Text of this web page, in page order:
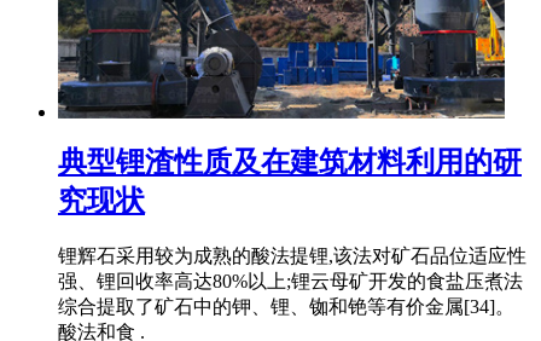
典型锂渣性质及在建筑材料利用的研
究现状
锂辉石采用较为成熟的酸法提锂,该法对矿石品位适应性
强、锂回收率高达80%以上;锂云母矿开发的食盐压煮法
综合提取了矿石中的钾、锂、铷和铯等有价金属[34]。
酸法和食 .